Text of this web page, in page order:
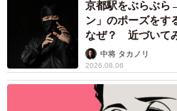
フスフス」「反則
椎名 碧
2026.08.06
コガネムシを見つ
神々しい構図が
い」「ていうかラ
梨木 香奈